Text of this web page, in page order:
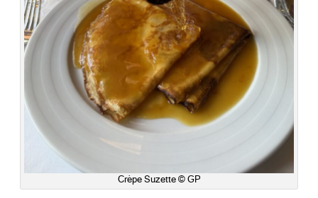
Crèpe Suzette © GP